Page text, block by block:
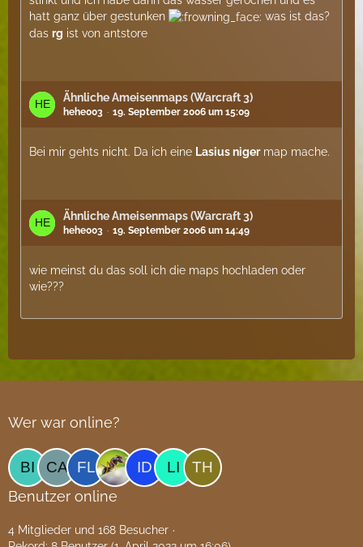
hatt ganz über gestunken
was ist das?
das rg ist von antstore
Ähnliche Ameisenmaps (Warcraft 3)
hehe003 19. September 2006 um 15:09
Bei mir gehts nicht. Da ich eine Lasius nigermap mache.
Ähnliche Ameisenmaps (Warcraft 3)
hehe003 19. September 2006 um 14:49
wie meinst du das soll ich die maps hochladen oder
wie???
Wer war online?
Benutzer online
4 Mitglieder und 168 Besucher